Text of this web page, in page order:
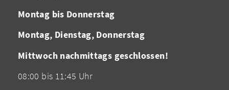
Montag bis Donnerstag
Montag, Dienstag, Donnerstag
Mittwoch nachmittags geschlossen!
08:00 bis 11:45 Uhr